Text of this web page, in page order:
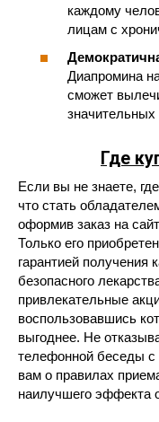
каждому
лицам с
Диапромина
сможет
Где
Если вы не знаете,
что стать
оформив заказ на
Только его
гарантией получения
безопасного
привлекательные
воспользовавшись
выгоднее. Не
телефонной беседы с
вам о правилах
наилучшего эффекта